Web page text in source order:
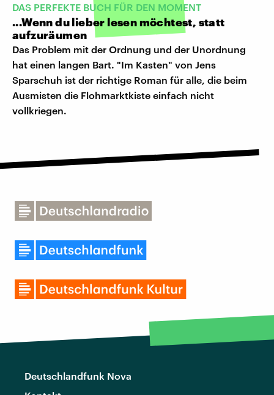
DAS PERFEKTE BUCH FÜR DEN MOMENT
...Wenn du lieber lesen möchtest, statt
aufzuräumen
Das Problem mit der Ordnung und der Unordnung
hat einen langen Bart. "Im Kasten" von Jens
Sparschuh ist der richtige Roman für alle, die beim
Ausmisten die Flohmarktkiste einfach nicht
vollkriegen.
Deutschlandfunk Nova